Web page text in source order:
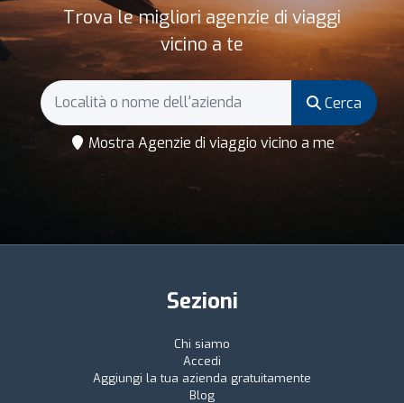
Trova le migliori agenzie di viaggi
vicino a te
Cerca
Mostra Agenzie di viaggio vicino a me
Sezioni
Chi siamo
Accedi
Aggiungi la tua azienda gratuitamente
Blog